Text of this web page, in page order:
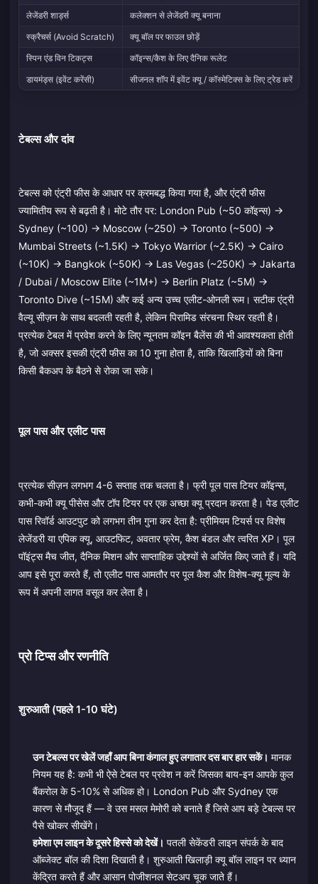
लेजेंडरी शार्ड्स
कलेक्शन से लेजेंडरी क्यू बनाना
स्क्रैचर्स (Avoid Scratch)
क्यू बॉल पर फाउल छोड़ें
स्पिन एंड विन टिकट्स
कॉइन्स/कैश के लिए दैनिक रूलेट
डायमंड्स (इवेंट करेंसी)
सीजनल शॉप में इवेंट क्यू / कॉस्मेटिक्स के लिए ट्रेड करें
टेबल्स और दांव
टेबल्स को एंट्री फीस के आधार पर क्रमबद्ध किया गया है, और एंट्री फीस
ज्यामितीय रूप से बढ़ती है। मोटे तौर पर: London Pub (~50 कॉइन्स) →
Sydney (~100) → Moscow (~250) → Toronto (~500) →
Mumbai Streets (~1.5K) → Tokyo Warrior (~2.5K) → Cairo
(~10K) → Bangkok (~50K) → Las Vegas (~250K) → Jakarta
/ Dubai / Moscow Elite (~1M+) → Berlin Platz (~5M) →
Toronto Dive (~15M) और कई अन्य उच्च एलीट-ओनली रूम। सटीक एंट्री
वैल्यू सीज़न के साथ बदलती रहती है, लेकिन पिरामिड संरचना स्थिर रहती है।
प्रत्येक टेबल में प्रवेश करने के लिए न्यूनतम कॉइन बैलेंस की भी आवश्यकता होती
है, जो अक्सर इसकी एंट्री फीस का 10 गुना होता है, ताकि खिलाड़ियों को बिना
किसी बैकअप के बैठने से रोका जा सके।
पूल पास और एलीट पास
प्रत्येक सीज़न लगभग 4-6 सप्ताह तक चलता है। फ्री पूल पास टियर कॉइन्स,
कभी-कभी क्यू पीसेस और टॉप टियर पर एक अच्छा क्यू प्रदान करता है। पेड एलीट
पास रिवॉर्ड आउटपुट को लगभग तीन गुना कर देता है: प्रीमियम टियर्स पर विशेष
लेजेंडरी या एपिक क्यू, आउटफिट, अवतार फ्रेम, कैश बंडल और त्वरित XP। पूल
पॉइंट्स मैच जीत, दैनिक मिशन और साप्ताहिक उद्देश्यों से अर्जित किए जाते हैं। यदि
आप इसे पूरा करते हैं, तो एलीट पास आमतौर पर पूल कैश और विशेष-क्यू मूल्य के
रूप में अपनी लागत वसूल कर लेता है।
प्रो टिप्स और रणनीति
शुरुआती (पहले 1-10 घंटे)
उन टेबल्स पर खेलें जहाँ आप बिना कंगाल हुए लगातार दस बार हार सकें। मानक
नियम यह है: कभी भी ऐसे टेबल पर प्रवेश न करें जिसका बाय-इन आपके कुल
बैंकरोल के 5-10% से अधिक हो। London Pub और Sydney एक
कारण से मौजूद हैं — वे उस मसल मेमोरी को बनाते हैं जिसे आप बड़े टेबल्स पर
पैसे खोकर सीखेंगे।
हमेशा एम लाइन के दूसरे हिस्से को देखें। पतली सेकेंडरी लाइन संपर्क के बाद
ऑब्जेक्ट बॉल की दिशा दिखाती है। शुरुआती खिलाड़ी क्यू बॉल लाइन पर ध्यान
केंद्रित करते हैं और आसान पोजीशनल सेटअप चूक जाते हैं।